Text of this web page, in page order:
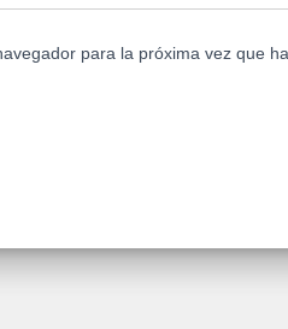
para la próxima vez que